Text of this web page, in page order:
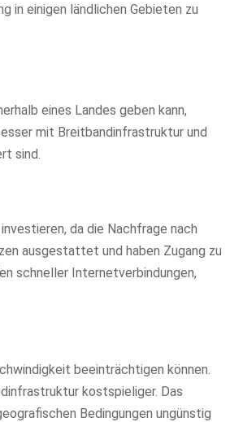
in einigen ländlichen Gebieten zu
eines Landes geben kann,
mit Breitbandinfrastruktur und
sind.
da die Nachfrage nach
ausgestattet und haben Zugang zu
schneller Internetverbindungen,
beeinträchtigen können.
kostspieliger. Das
Bedingungen ungünstig